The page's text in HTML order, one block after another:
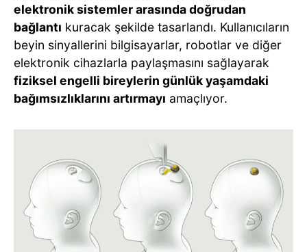
elektronik sistemler arasında doğrudan
bağlantı kuracak şekilde tasarlandı. Kullanıcıların
beyin sinyallerini bilgisayarlar, robotlar ve diğer
elektronik cihazlarla paylaşmasını sağlayarak
fiziksel engelli bireylerin günlük yaşamdaki
bağımsızlıklarını artırmayı amaçlıyor.